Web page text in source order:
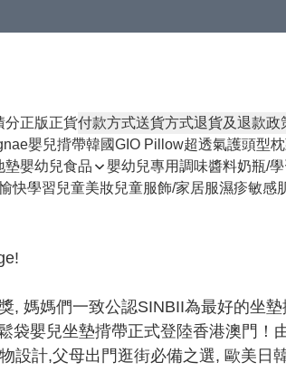
分正版正貨付款方式送貨方式退貨及退款政
嬰兒揹帶韓國GIO Pillow超透氣護頭型
墊嬰幼兒食品 嬰幼兒專用調味醬料奶瓶/
快學習兒童美妝兒童服飾/家居服濕疹敏感
, 媽媽們一致公認SINBII為最好的坐墊
袋嬰兒坐墊揹帶正式登陸香港澳門
設計,父母出門逛街必備之選, 歐美日